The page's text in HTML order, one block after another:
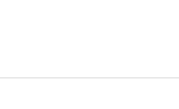
提前预约）
提前预约）